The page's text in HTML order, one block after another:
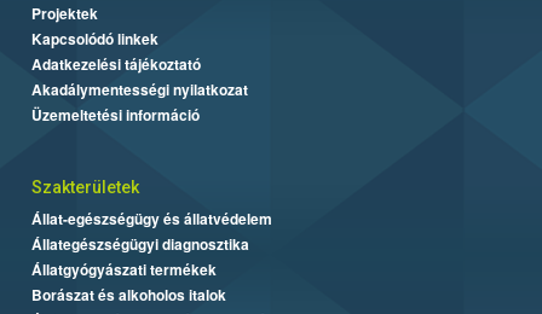
Projektek
Kapcsolódó linkek
Adatkezelési tájékoztató
Akadálymentességi nyilatkozat
Üzemeltetési információ
Szakterületek
Állat-egészségügy és állatvédelem
Állategészségügyi diagnosztika
Állatgyógyászati termékek
Borászat és alkoholos italok